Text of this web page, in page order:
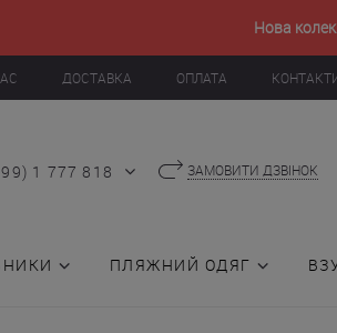
Нова
ДОСТАВКА ОПЛАТА
1 777 818 ЗАМОВИТИ ДЗВІНОК
ПЛЯЖНИЙ ОДЯГ